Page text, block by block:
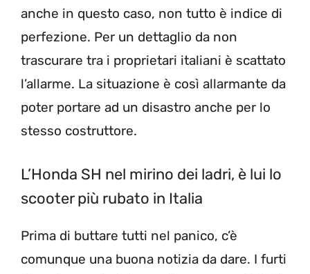
anche in questo caso, non tutto è indice di
perfezione. Per un dettaglio da non
trascurare tra i proprietari italiani è scattato
l’allarme. La situazione è così allarmante da
poter portare ad un disastro anche per lo
stesso costruttore.
L’Honda SH nel mirino dei ladri, è lui lo
scooter più rubato in Italia
Prima di buttare tutti nel panico, c’è
comunque una buona notizia da dare. I furti